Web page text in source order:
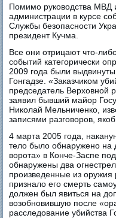
Помимо руководства МВД
администрации в курсе
Службы безопасности
президент Кучма.
Все они отрицают что-
событий категорически
2009 года были
Гонгадзе. «Заказчиком
председатель
заявил бывший майор
Николай Мельниченко,
записями разговоров,
4 марта 2005 года,
тело было обнаружено на
ворота» в Конче-Заспе
обнаружены два
произведенные из оружия
признало его смерть
должен был явиться на
возобновившую после
расследование убийства